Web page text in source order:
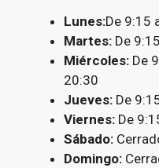
Lunes:De 9:15
Martes: De
Miércoles: De
20:30
Jueves: De
Viernes: De
Sábado:
Domingo: